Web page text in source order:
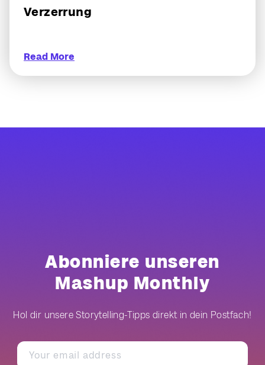
Verzerrung
Read More
Abonniere unseren
Mashup Monthly
Hol dir unsere Storytelling-Tipps direkt in dein Postfach!